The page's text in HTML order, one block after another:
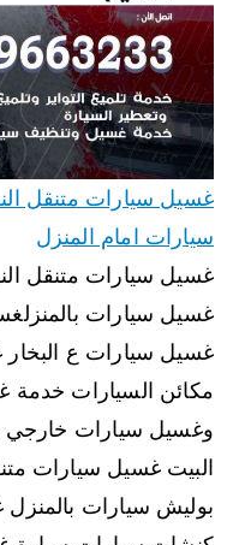
سيارات امام المنزل
غسيل سيارات متنقل
غسيل سيارات ع
مكائن السيارات خدمة
وغسيل سيارات خارجي
البيت غسيل سيارات
بوليش سيارات